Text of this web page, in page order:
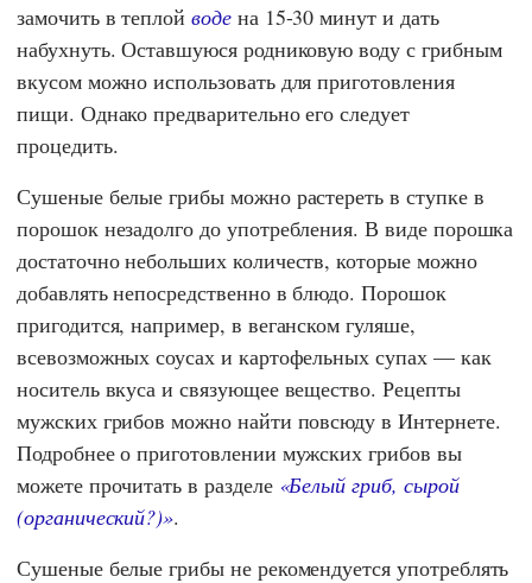
замочить в теплойводена 15-30 минут и дать
набухнуть. Оставшуюся родниковую воду с грибным
вкусом можно использовать для приготовления
пищи. Однако предварительно его следует
процедить.
Сушеные белые грибы можно растереть в ступке в
порошок незадолго до употребления. В виде порошка
достаточно небольших количеств, которые можно
добавлять непосредственно в блюдо. Порошок
пригодится, например, в веганском гуляше,
всевозможных соусах и картофельных супах — как
носитель вкуса и связующее вещество. Рецепты
мужских грибов можно найти повсюду в Интернете.
Подробнее о приготовлении мужских грибов вы
можете прочитать в разделе «Белый гриб, сырой
(органический?)».
Сушеные белые грибы не рекомендуется употреблять